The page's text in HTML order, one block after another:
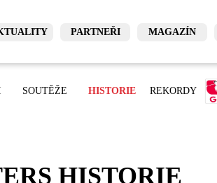
PARTNEŘI MAGAZÍN
SOUTĚŽE HISTORIE REKORDY
HISTORIE